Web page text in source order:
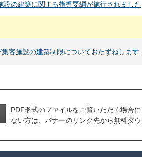
設の建築に関する指導要綱が施行されました
客施設の建築制限についておたずねします
PDF形式のファイルをご覧いただく場合
ない方は、バナーのリンク先から無料ダウ